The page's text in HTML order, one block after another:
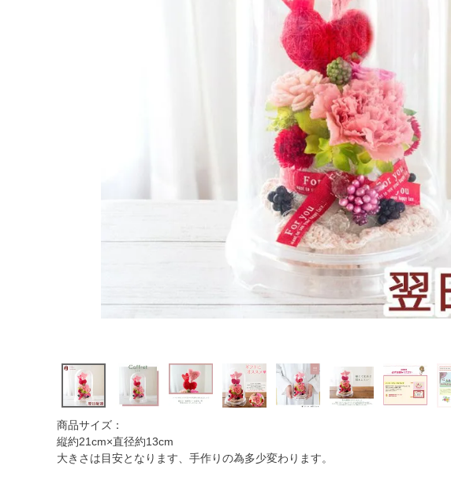
商品サイズ：
縦約21cm×直径約13cm
大きさは目安となります、手作りの為多少変わります。